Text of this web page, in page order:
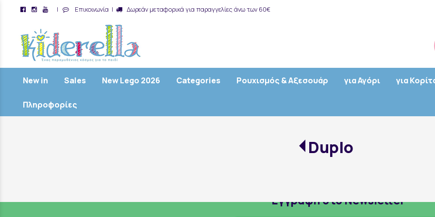
| Επικοινωνία | Δωρεάν μεταφορικά για παραγγελίες άνω των 60€
New in Sales New Lego 2026 Categories Ρουχισμός & Αξεσουάρ για Αγόρι για
Πληροφορίες
Duplo
Εγγραφή στο Newsletter